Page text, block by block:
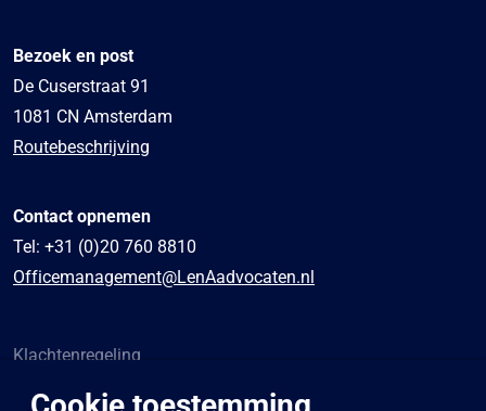
Bezoek en post
De Cuserstraat 91
1081 CN Amsterdam
Routebeschrijving
Contact opnemen
Tel: +31 (0)20 760 8810
Officemanagement@LenAadvocaten.nl
Klachtenregeling